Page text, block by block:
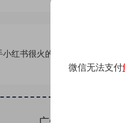
红书很火的签
347头像psd
微信无法支付